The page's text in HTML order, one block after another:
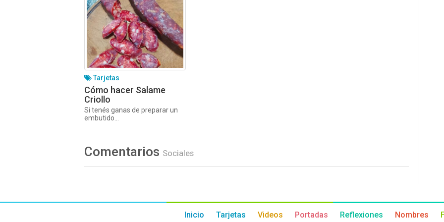
Tarjetas
Cómo hacer Salame
Criollo
Si tenés ganas de preparar un
embutido...
Comentarios Sociales
Inicio Tarjetas Videos Portadas Reflexiones Nombres